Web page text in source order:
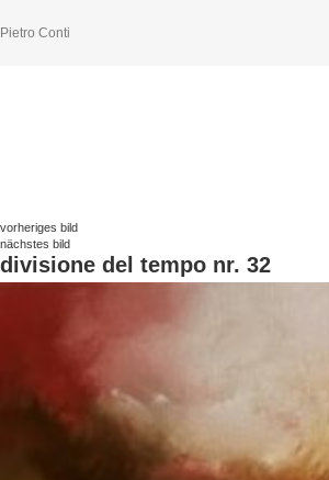
Pietro Conti
vorheriges bild
nächstes bild
divisione del tempo nr. 32